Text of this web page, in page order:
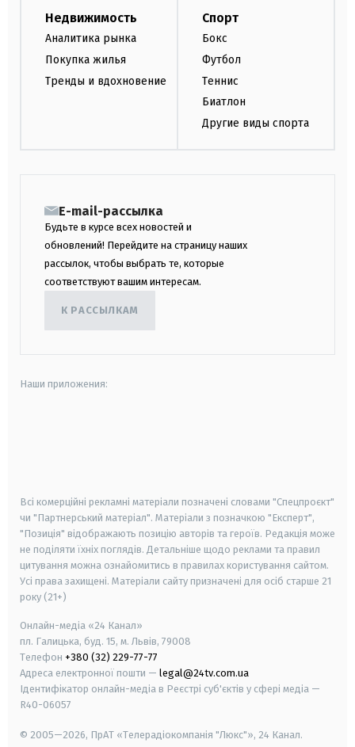
Недвижимость
Аналитика рынка
Покупка жилья
Тренды и вдохновение
Спорт
Бокс
Футбол
Теннис
Биатлон
Другие виды спорта
E-mail-рассылка
Будьте в курсе всех новостей и
обновлений! Перейдите на страницу наших
рассылок, чтобы выбрать те, которые
соответствуют вашим интересам.
К РАССЫЛКАМ
Наши приложения:
Всі комерційні рекламні матеріали позначені словами "Спецпроєкт"
чи "Партнерський матеріал". Матеріали з позначкою "Експерт",
"Позиція" відображають позицію авторів та героїв. Редакція може
не поділяти їхніх поглядів. Детальніше щодо реклами та правил
цитування можна ознайомитись в правилах користування сайтом.
Усі права захищені. Матеріали сайту призначені для осіб старше 21
року (21+)
Онлайн-медіа «24 Канал»
пл. Галицька, буд. 15, м. Львів, 79008
Телефон +380 (32) 229-77-77
Адреса електронної пошти — legal@24tv.com.ua
Ідентифікатор онлайн-медіа в Реєстрі суб'єктів у сфері медіа —
R40-06057
© 2005—2026, ПрАТ «Телерадіокомпанія "Люкс"», 24 Канал.